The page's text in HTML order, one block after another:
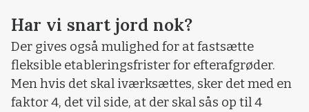
Har vi snart jord nok?
Der gives også mulighed for at fastsætte
fleksible etableringsfrister for efterafgrøder.
Men hvis det skal iværksættes, sker det med en
faktor 4, det vil side, at der skal sås op til 4